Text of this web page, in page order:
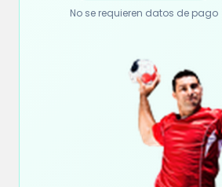
No se requieren datos de pago